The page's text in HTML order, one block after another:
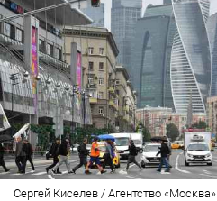
Сергей Киселев / Агентство «Москва»